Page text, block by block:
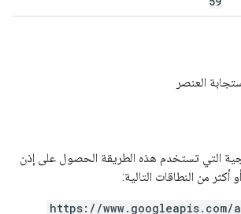
العنصر
التي تستخدم هذه الطريقة الحصول على إذن
أكثر من النطاقات التالية:
https://www.googleapis.com/